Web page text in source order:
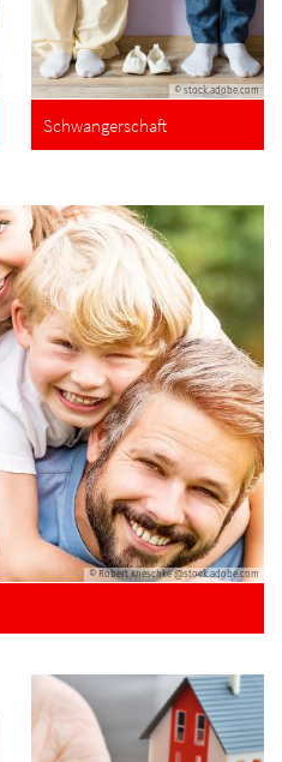
© stock.adobe.com
Schwangerschaft
© Robert Kneschke @stock.adobe.com